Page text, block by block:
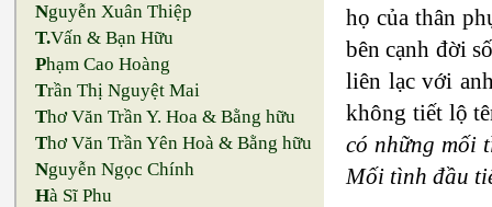
Nguyễn Xuân Thiệp
T.Vấn & Bạn Hữu
Phạm Cao Hoàng
Trần Thị Nguyệt Mai
Thơ Văn Trần Y. Hoa & Bằng hữu
Thơ Văn Trần Yên Hoà & Bằng hữu
Nguyễn Ngọc Chính
Hà Sĩ Phu
họ của thân
bên cạnh đời
liên lạc với
không tiết lộ
có những mối
Mối tình đầu